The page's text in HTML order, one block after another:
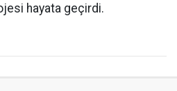
hayata geçirdi.